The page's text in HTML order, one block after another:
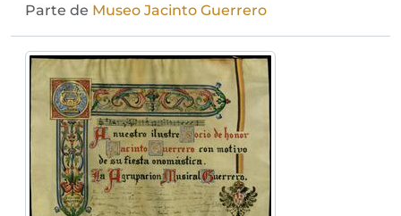
Parte de Museo Jacinto Guerrero